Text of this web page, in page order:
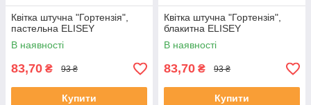
Квітка штучна "Гортензія",
пастельна ELISEY
В наявності
83,70 ₴ 93 ₴
Купити
Квітка штучна "Гортензія",
блакитна ELISEY
В наявності
83,70 ₴ 93 ₴
Купити